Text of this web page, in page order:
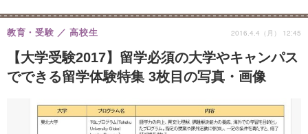
【大学受験2017】留学必須の大学やキャンパス
でできる留学体験特集 3枚目の写真・画像
教育・受験 高校生 2016.4.4（月） 12:45